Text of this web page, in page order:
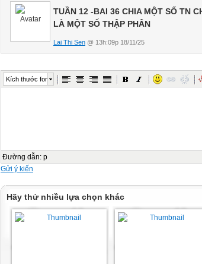
TUẦN 12 -BAI 36 CHIA MỘT SỐ TN
LÀ MỘT SỐ THẬP PHÂN
Lai Thi Sen @ 13h:09p 18/11/25
Kích thước font
Đường dẫn: p
Gửi ý kiến
Hãy thử nhiều lựa chọn khác